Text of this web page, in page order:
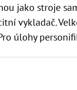
jako stroje
vykladač.
úlohy